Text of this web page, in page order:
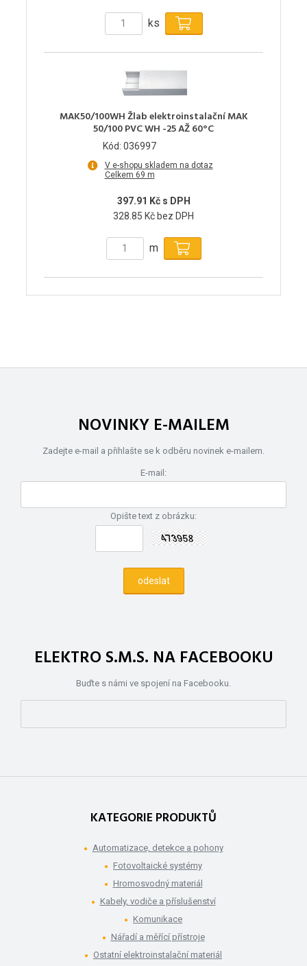
ks
MAK50/100WH Žlab elektroinstalační MAK
50/100 PVC WH -25 AŽ 60°C
Kód: 036997
V e-shopu skladem na dotaz
Celkem 69 m
397.91 Kč s DPH
328.85 Kč bez DPH
m
NOVINKY E-MAILEM
Zadejte e-mail a přihlašte se k odběru novinek e-mailem.
E-mail:
Opište text z obrázku:
ELEKTRO S.M.S. NA FACEBOOKU
Buďte s námi ve spojení na Facebooku.
KATEGORIE PRODUKTŮ
Automatizace, detekce a pohony
Fotovoltaické systémy
Hromosvodný materiál
Kabely, vodiče a příslušenství
Komunikace
Nářadí a měřící přístroje
Ostatní elektroinstalační materiál